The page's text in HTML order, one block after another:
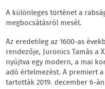
A különleges történet a
megbocsátásról mesél.
Az eredetileg az 1600-as
rendezője, Juronics Tamás a
nyújtva egy modern, a mai
adó értelmezést. A premiert
tartották 2019. december 6-